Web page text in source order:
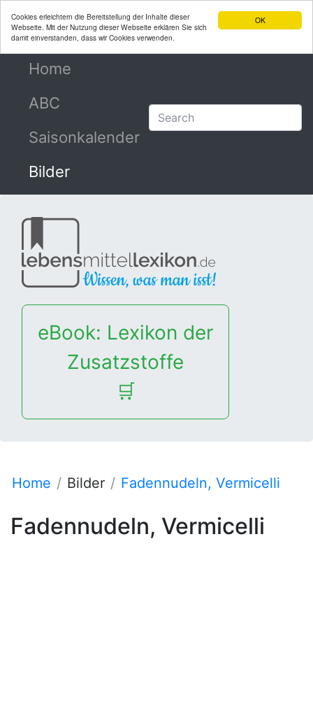
OK
Cookies erleichtern die Bereitstellung der Inhalte dieser
Webseite. Mit der Nutzung dieser Webseite erklären Sie sich
damit einverstanden, dass wir Cookies verwenden.
Home
ABC
Saisonkalender
Bilder
eBook: Lexikon der
Zusatzstoffe
🛒
Home Bilder Fadennudeln, Vermicelli
Fadennudeln, Vermicelli